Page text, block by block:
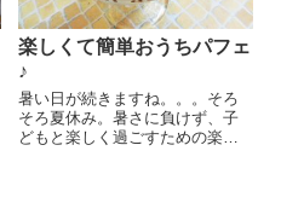
楽しくて簡単おうちパフェ
♪
暑い日が続きますね。。。そろ
そろ夏休み。暑さに負けず、子
どもと楽しく過ごすための楽し